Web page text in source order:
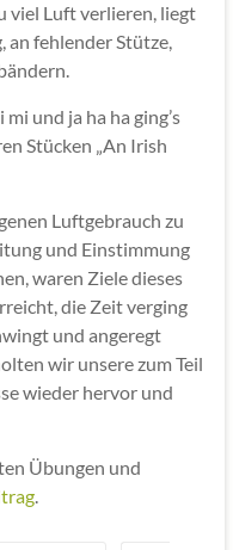
viel Luft verlieren, liegt
an fehlender Stütze,
und ja ha ha ging’s
Stücken „An Irish
Luftgebrauch zu
und Einstimmung
waren Ziele dieses
die Zeit verging
und angeregt
wir unsere zum Teil
wieder hervor und
Übungen und
.